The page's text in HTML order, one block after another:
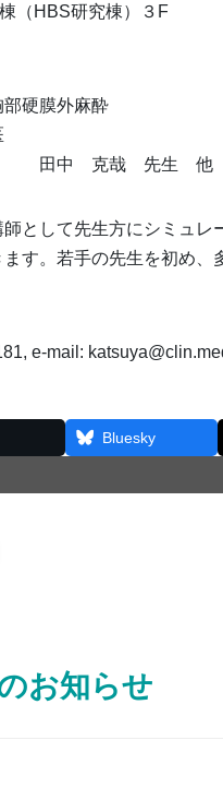
（HBS研究棟）３F
硬膜外麻酔
科 田中 克哉 先生 他
として先生方にシミュレ
す。若手の先生を初め、
e-mail:
Bluesky
お知らせ